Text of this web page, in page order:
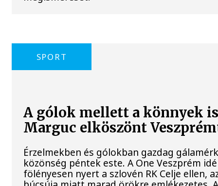
SPORT
A gólok mellett a könnyek
Marguc elköszönt
Érzelmekben és gólokban gazdag
közönség péntek este. A One Veszprém
fölényesen nyert a szlovén RK Celje ellen,